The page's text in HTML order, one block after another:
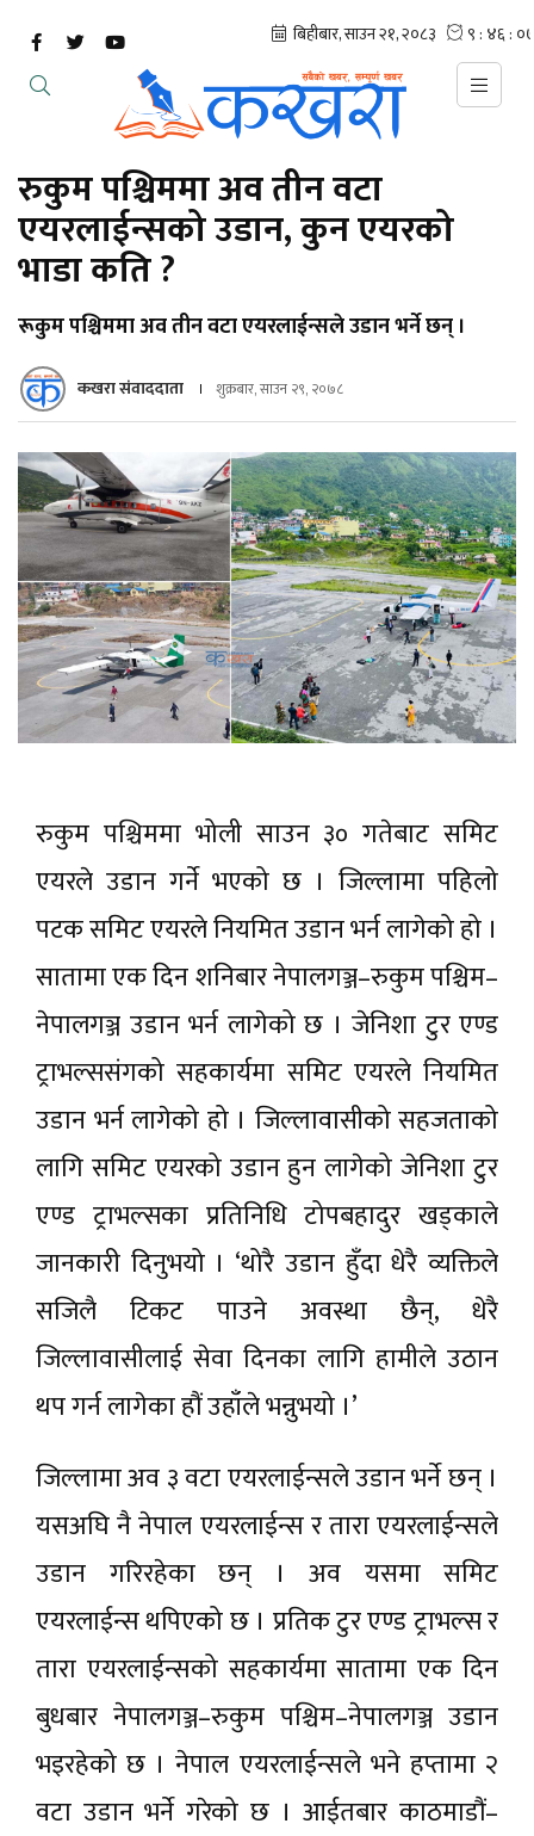
रुकुम पश्चिममा अव तीन वटा
एयरलाईन्सको उडान, कुन एयरको
भाडा कति ?
रूकुम पश्चिममा अव तीन वटा एयरलाईन्सले उडान भर्ने छन् ।
कखरा संवाददाता शुक्रबार, साउन २९, २०७८
रुकुम पश्चिममा भोली साउन ३० गतेबाट समिट
एयरले उडान गर्ने भएको छ । जिल्लामा पहिलो
पटक समिट एयरले नियमित उडान भर्न लागेको हो ।
सातामा एक दिन शनिबार नेपालगञ्ज–रुकुम पश्चिम–
नेपालगञ्ज उडान भर्न लागेको छ । जेनिशा टुर एण्ड
ट्राभल्ससंगको सहकार्यमा समिट एयरले नियमित
उडान भर्न लागेको हो । जिल्लावासीको सहजताको
लागि समिट एयरको उडान हुन लागेको जेनिशा टुर
एण्ड ट्राभल्सका प्रतिनिधि टोपबहादुर खड्काले
जानकारी दिनुभयो । ‘थोरै उडान हुँदा धेरै व्यक्तिले
सजिलै टिकट पाउने अवस्था छैन्, धेरै
जिल्लावासीलाई सेवा दिनका लागि हामीले उठान
थप गर्न लागेका हौं उहाँले भन्नुभयो ।’
जिल्लामा अव ३ वटा एयरलाईन्सले उडान भर्ने छन् ।
यसअघि नै नेपाल एयरलाईन्स र तारा एयरलाईन्सले
उडान गरिरहेका छन् । अव यसमा समिट
एयरलाईन्स थपिएको छ । प्रतिक टुर एण्ड ट्राभल्स र
तारा एयरलाईन्सको सहकार्यमा सातामा एक दिन
बुधबार नेपालगञ्ज–रुकुम पश्चिम–नेपालगञ्ज उडान
भइरहेको छ । नेपाल एयरलाईन्सले भने हप्तामा २
वटा उडान भर्ने गरेको छ । आईतबार काठमाडौं–